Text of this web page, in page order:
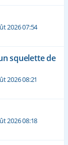
2026 07:54
squelette de
2026 08:21
2026 08:18